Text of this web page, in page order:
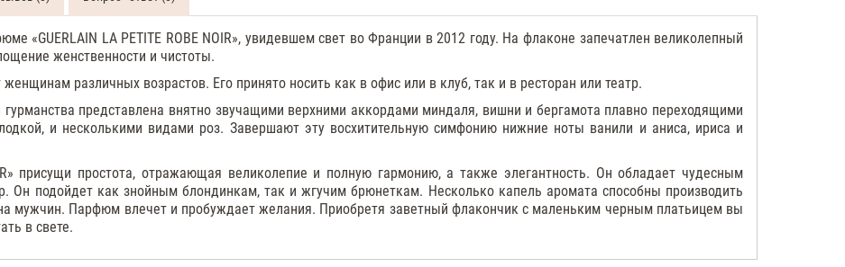
Robe
Noir
70
Духи
женские
тестер
«GUERLAIN LA PETITE ROBE NOIR», увидевшем свет во Франции в 2012 году. На флаконе запечатлен великолепный
женственности и чистоты.
различных возрастов. Его принято носить как в офис или в клуб, так и в ресторан или театр.
представлена внятно звучащими верхними аккордами миндаля, вишни и бергамота плавно переходящими
и несколькими видами роз. Завершают эту восхитительную симфонию нижние ноты ванили и аниса, ириса и
» присущи простота, отражающая великолепие и полную гармонию, а также элегантность. Он обладает чудесным
Он подойдет как знойным блондинкам, так и жгучим брюнеткам. Несколько капель аромата способны производить
мужчин. Парфюм влечет и пробуждает желания. Приобретя заветный флакончик с маленьким черным платьицем вы
в свете.